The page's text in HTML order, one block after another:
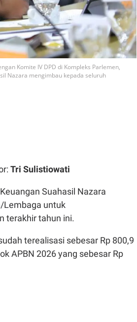
Komite IV DPD di Kompleks Parlemen,
Nazara mengimbau kepada seluruh
Tri Sulistiowati
Keuangan Suahasil Nazara
Lembaga untuk
terakhirtahun ini.
terealisasi sebesar Rp 800,9
APBN 2026 yang sebesar Rp